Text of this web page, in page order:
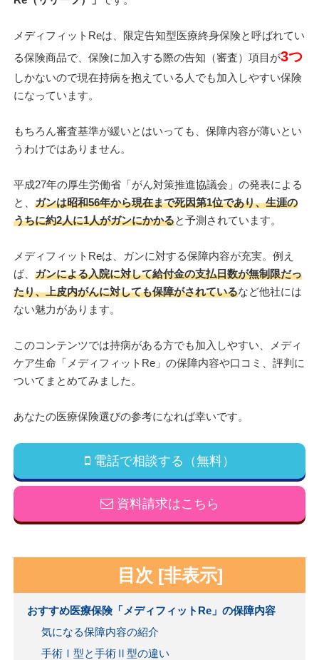
メディフィットReは、限定告知型医療終身保険と呼ばれてい
る保険商品で、保険に加入する際の告知（審査）項目が3つ
しかないので現在持病を抱えている人でも加入しやすい保険
になっています。
もちろん審査基準が緩いとはいっても、保障内容が薄いとい
うわけではありません。
平成27年の厚生労働省「がん対策推進協議会」の発表による
と、 ガンは昭和56年から現在まで死因第1位であり、生涯の
うちに約2人に1人がガンにかかると予測されています。
メディフィットReは、ガンに対する保障内容が充実。例え
ば、 ガンによる入院に対して給付金の支払日数が無制限だっ
たり、上皮内がんに対しても保障がされているなど他社には
ない魅力があります。
このコンテンツでは持病がある方でも加入しやすい、メディ
ケア生命「メディフィットRe」の保障内容や口コミ、評判に
ついてまとめてみました。
あなたの医療保険選びの参考になれば幸いです。
電話で相談する（無料）
資料請求はこちら
目次 [非表示]
おすすめ医療保険「メディフィットRe」の保障内容
気になる保障内容の紹介
手術Ⅰ型と手術Ⅱ型の違い